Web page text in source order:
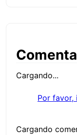
Cargando...
Por favor,
Cargando